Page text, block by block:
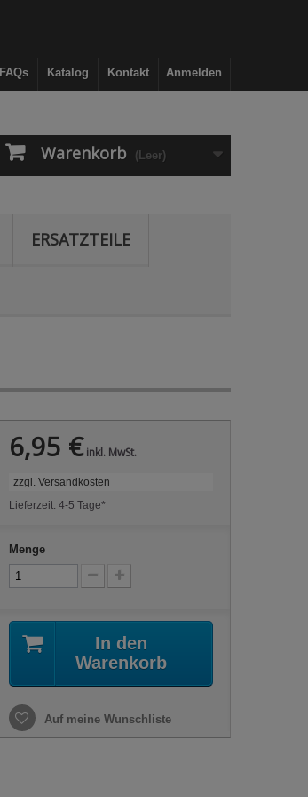
Anmelden
Kontakt
Katalog
FAQs
Warenkorb (Leer)
ERSATZTEILE
6,95 €inkl. MwSt.
zzgl. Versandkosten
Lieferzeit: 4-5 Tage*
Menge
In den
Warenkorb
Auf meine Wunschliste